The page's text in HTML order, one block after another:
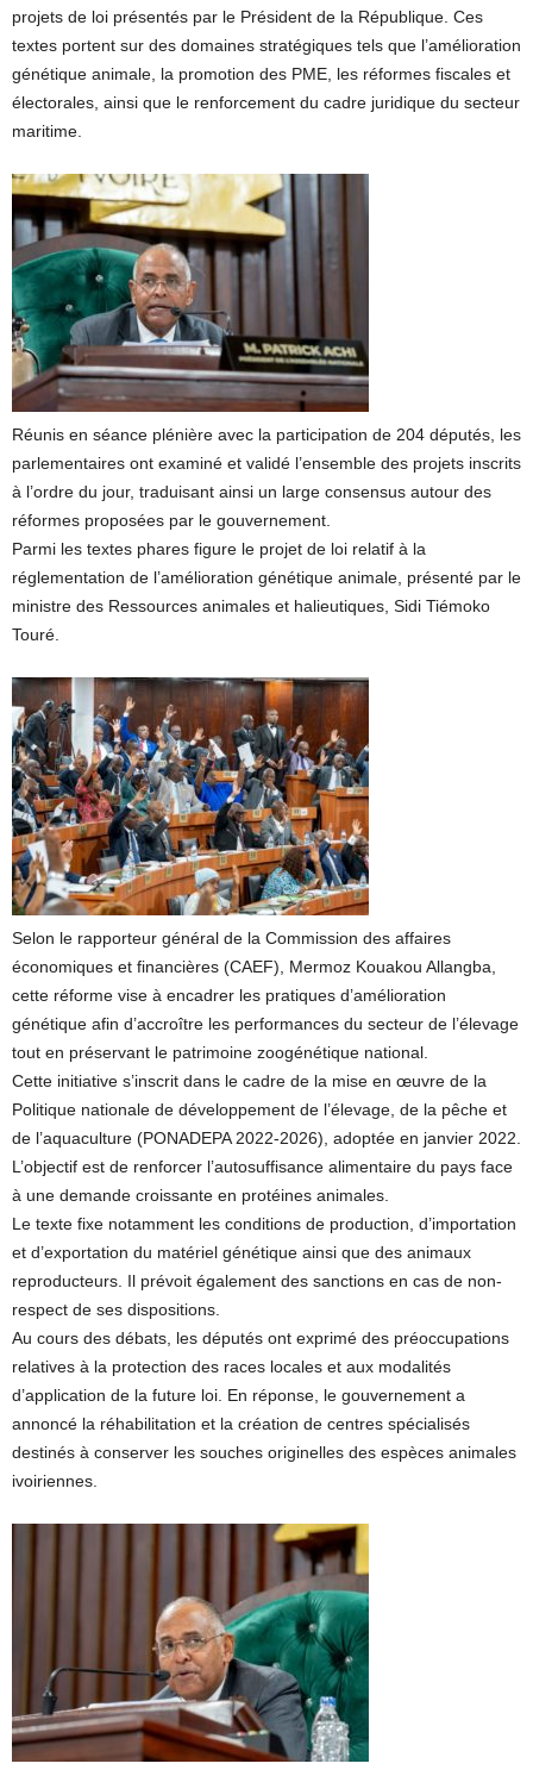
projets de loi présentés par le Président de la République. Ces
textes portent sur des domaines stratégiques tels que l’amélioration
génétique animale, la promotion des PME, les réformes fiscales et
électorales, ainsi que le renforcement du cadre juridique du secteur
maritime.
Réunis en séance plénière avec la participation de 204 députés, les
parlementaires ont examiné et validé l’ensemble des projets inscrits
à l’ordre du jour, traduisant ainsi un large consensus autour des
réformes proposées par le gouvernement.
Parmi les textes phares figure le projet de loi relatif à la
réglementation de l’amélioration génétique animale, présenté par le
ministre des Ressources animales et halieutiques, Sidi Tiémoko
Touré.
Selon le rapporteur général de la Commission des affaires
économiques et financières (CAEF), Mermoz Kouakou Allangba,
cette réforme vise à encadrer les pratiques d’amélioration
génétique afin d’accroître les performances du secteur de l’élevage
tout en préservant le patrimoine zoogénétique national.
Cette initiative s’inscrit dans le cadre de la mise en œuvre de la
Politique nationale de développement de l’élevage, de la pêche et
de l’aquaculture (PONADEPA 2022-2026), adoptée en janvier 2022.
L’objectif est de renforcer l’autosuffisance alimentaire du pays face
à une demande croissante en protéines animales.
Le texte fixe notamment les conditions de production, d’importation
et d’exportation du matériel génétique ainsi que des animaux
reproducteurs. Il prévoit également des sanctions en cas de non-
respect de ses dispositions.
Au cours des débats, les députés ont exprimé des préoccupations
relatives à la protection des races locales et aux modalités
d’application de la future loi. En réponse, le gouvernement a
annoncé la réhabilitation et la création de centres spécialisés
destinés à conserver les souches originelles des espèces animales
ivoiriennes.